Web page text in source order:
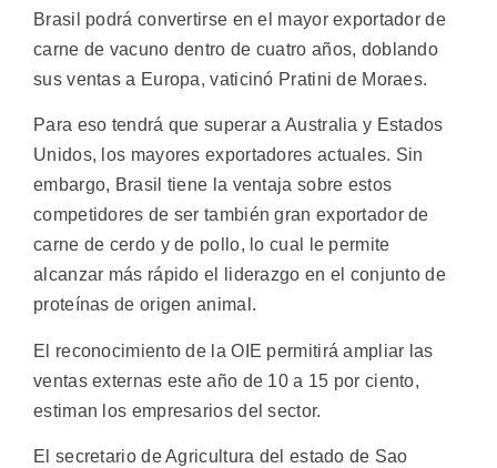
Brasil podrá convertirse en el mayor exportador de
carne de vacuno dentro de cuatro años, doblando
sus ventas a Europa, vaticinó Pratini de Moraes.
Para eso tendrá que superar a Australia y Estados
Unidos, los mayores exportadores actuales. Sin
embargo, Brasil tiene la ventaja sobre estos
competidores de ser también gran exportador de
carne de cerdo y de pollo, lo cual le permite
alcanzar más rápido el liderazgo en el conjunto de
proteínas de origen animal.
El reconocimiento de la OIE permitirá ampliar las
ventas externas este año de 10 a 15 por ciento,
estiman los empresarios del sector.
El secretario de Agricultura del estado de Sao